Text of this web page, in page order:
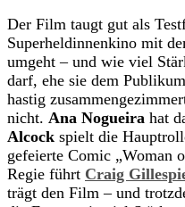
Der Film taugt gut als
Superheldinnenkino mit
umgeht – und wie viel
darf, ehe sie dem
hastig
nicht. Ana Nogueira hat
Alcock spielt die
gefeierte Comic „Woman
Regie führt Craig
trägt den Film – und